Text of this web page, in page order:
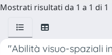
Mostrati risultati da 1 a 1 di 1
"Abilità visuo-spaziali